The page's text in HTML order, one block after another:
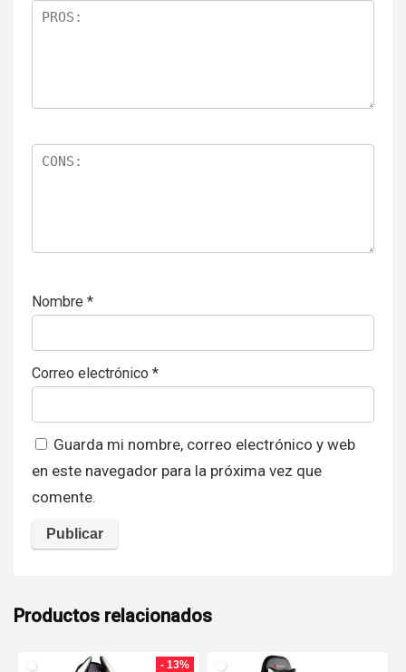
ll
Nombre *
Correo electrónico *
Guarda mi nombre, correo electrónico y web
en este navegador para la próxima vez que
comente.
Productos relacionados
- 13%